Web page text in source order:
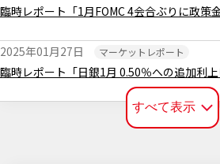
臨時レポート「1月FOMC 4会合ぶりに政策
臨時レポート「日銀1月 0.50％への追加利上
2025年01月27日 マーケットレポート
臨時レポート「日銀12月 金融政策の現状維
マーケットレポート
すべて表示